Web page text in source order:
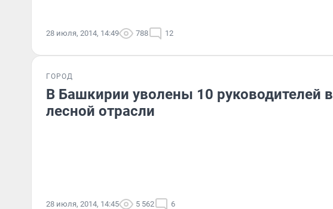
28 июля, 2014, 14:49 788 12
ГОРОД
В Башкирии уволены 10 руководителей в
лесной отрасли
28 июля, 2014, 14:45 5 562 6